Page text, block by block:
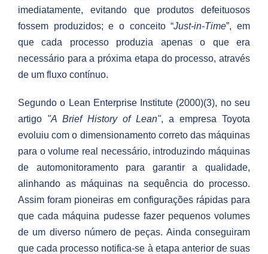
imediatamente, evitando que produtos defeituosos
fossem produzidos; e o conceito “Just-in-Time”, em
que cada processo produzia apenas o que era
necessário para a próxima etapa do processo, através
de um fluxo contínuo.
Segundo o Lean Enterprise Institute (2000)(3), no seu
artigo "A Brief History of Lean", a empresa Toyota
evoluiu com o dimensionamento correto das máquinas
para o volume real necessário, introduzindo máquinas
de automonitoramento para garantir a qualidade,
alinhando as máquinas na sequência do processo.
Assim foram pioneiras em configurações rápidas para
que cada máquina pudesse fazer pequenos volumes
de um diverso número de peças. Ainda conseguiram
que cada processo notifica-se à etapa anterior de suas